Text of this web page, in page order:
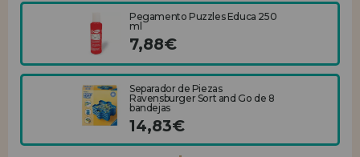
Pegamento Puzzles Educa 250
ml
7,88€
Separador de Piezas
Ravensburger Sort and Go de 8
bandejas
14,83€